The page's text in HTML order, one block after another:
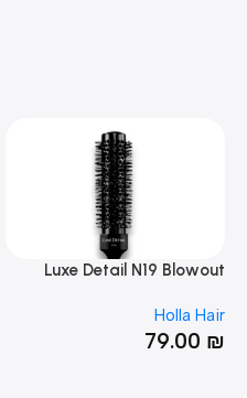
Luxe Detail N19 Blowout
Holla Hair
79.00